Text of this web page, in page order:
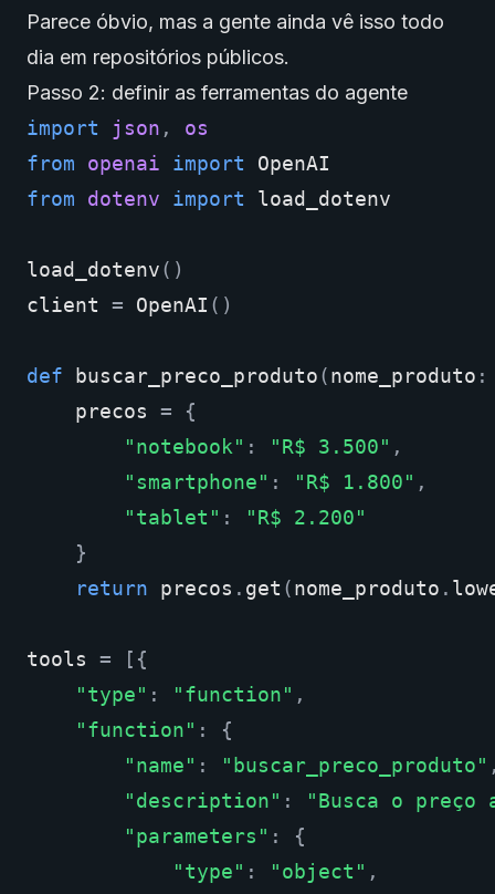
Parece óbvio, mas a gente ainda vê isso todo
dia em repositórios públicos.
Passo 2: definir as ferramentas do agente
import
json ,
os
from
openai import
OpenAI
from
dotenv import load_dotenv
load_dotenv()
client
= OpenAI ()
def buscar_preco_produto(nome_produto :
precos
=
{
"notebook" : "R$ 3.500" ,
"smartphone" : "R$ 1.800" ,
"tablet" :
"R$ 2.200"
}
return
precos . get (nome_produto .
tools =
[{
"type" : "function" ,
"function" :
{
"name" : "buscar_preco_produto"
"description" :
"Busca o preço
"parameters" :
{
"type" : "object" ,